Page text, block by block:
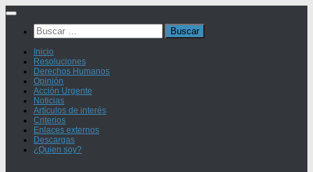
Saltar
contenidoBuscar:
Inicio
Resoluciones
Derechos Humanos
Opinión
Acción Urgente
Noticias
Artículos de interés
Criterios
Enlaces externos
Descargas
¿Quien soy?